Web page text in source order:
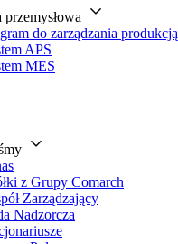
do zarządzania produkcją
APS
MES
z Grupy Comarch
Zarządzający
Nadzorcza